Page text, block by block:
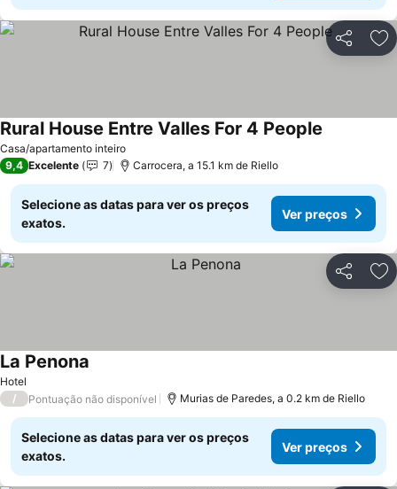
Partilhar
Casa/apartamento inteiro
Rural House Entre Valles For 4 People
9,4 Excelente 7 Carrocera, a 15.1 km de Riello
Selecione as datas para ver os preços
exatos.
Ver preços
Partilhar
Hotel
La Penona
/ Pontuação não disponível Murias de Paredes, a 0.2 km de Riello
Selecione as datas para ver os preços
exatos.
Ver preços